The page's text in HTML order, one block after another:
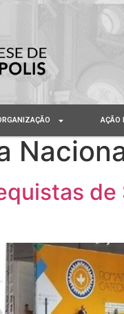
AÇÃO
de